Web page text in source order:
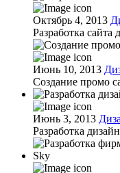
Октябрь 4, 2013
Разработка
Июнь 10, 2013
Создание промо
Июнь 3, 2013
Разработка